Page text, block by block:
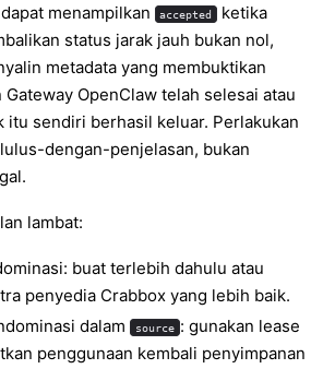
menampilkan accepted
ketika
status jarak jauh bukan nol,
metadata yang membuktikan
Gateway OpenClaw telah selesai atau
itu sendiri berhasil keluar. Perlakukan
dengan-penjelasan, bukan
lambat:
buat terlebih dahulu atau
penyedia Crabbox yang lebih baik.
dalam source : gunakan lease
penggunaan kembali penyimpanan